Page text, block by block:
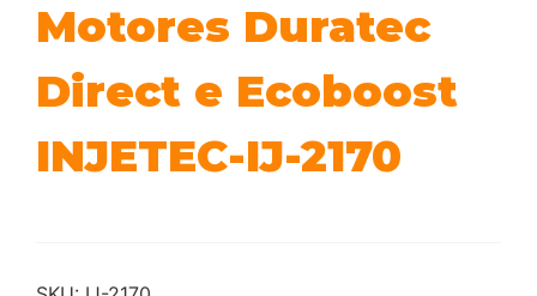
Motores Duratec
Direct e Ecoboost
INJETEC-IJ-2170